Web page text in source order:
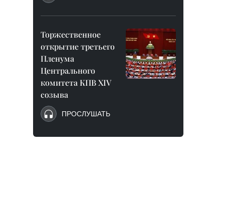
Торжественное
открытие третьего
Пленума
Центрального
комитета КПВ XIV
созыва
ПРОСЛУШАТЬ